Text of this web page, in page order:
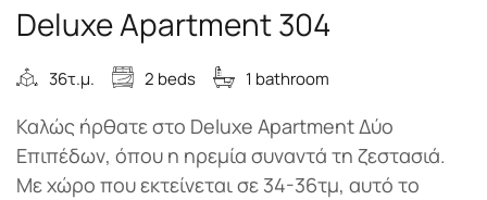
Deluxe Apartment 304
36τ.μ. 2 beds 1 bathroom
Καλώς ήρθατε στο Deluxe Apartment Δύο
Επιπέδων, όπου η ηρεμία συναντά τη ζεστασιά.
Με χώρο που εκτείνεται σε 34-36τμ, αυτό το